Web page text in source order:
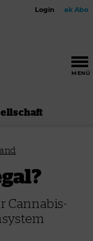
Login ak Abo
MENÜ
Cannabis-